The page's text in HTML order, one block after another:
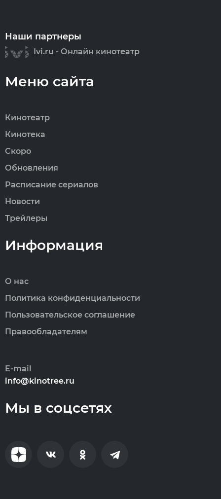
Наши партнеры
Ivi.ru - Онлайн кинотеатр
Меню сайта
Кинотеатр
Кинотека
Скоро
Обновления
Расписание сериалов
Новости
Трейлеры
Информация
О нас
Политика конфиденциальности
Пользовательское соглашение
Правообладателям
E-mail
info@kinotree.ru
Мы в соцсетях